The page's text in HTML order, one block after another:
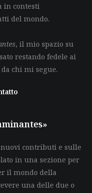
in contesti
del mondo.
, il mio spazio su
restando fedele ai
chi mi segue.
contributi e sulle
in una sezione per
il mondo della
una delle due o